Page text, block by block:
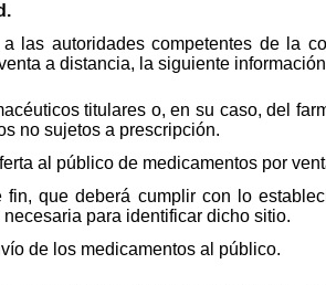
las autoridades competentes de la
a distancia, la siguiente
titulares o, en su caso, del
no sujetos a prescripción.
al público de medicamentos por
que deberá cumplir con lo
para identificar dicho sitio.
de los medicamentos al público.